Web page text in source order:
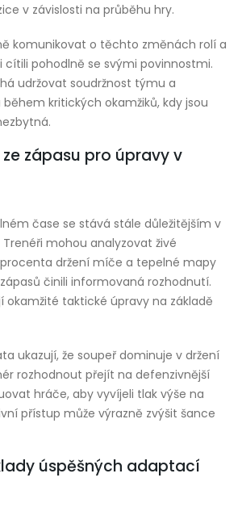
v závislosti na průběhu hry.
komunikovat o těchto změnách rolí a
cítili pohodlně se svými povinnostmi.
udržovat soudržnost týmu a
kritických okamžiků, kdy jsou
zápasu pro úpravy v
čase se stává stále důležitějším v
mohou analyzovat živé
držení míče a tepelné mapy
činili informovaná rozhodnutí.
okamžité taktické úpravy na základě
ukazují, že soupeř dominuje v držení
rozhodnout přejít na defenzivnější
hráče, aby vyvíjeli tlak výše na
přístup může výrazně zvýšit šance
úspěšných adaptací